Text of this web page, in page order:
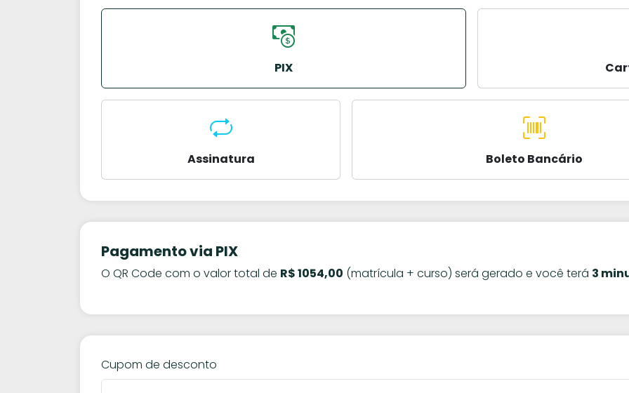
PIX
Assinatura Boleto Bancário
Pagamento via PIX
O QR Code com o valor total de R$ 1054,00 (matrícula + curso) será gerado e você terá 3
Cupom de desconto